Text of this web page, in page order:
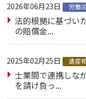
2026年06月23日 労働
法的根拠に基づい
の賠償金...
2025年02月25日 遺産
士業間で連携しな
を請け負っ...